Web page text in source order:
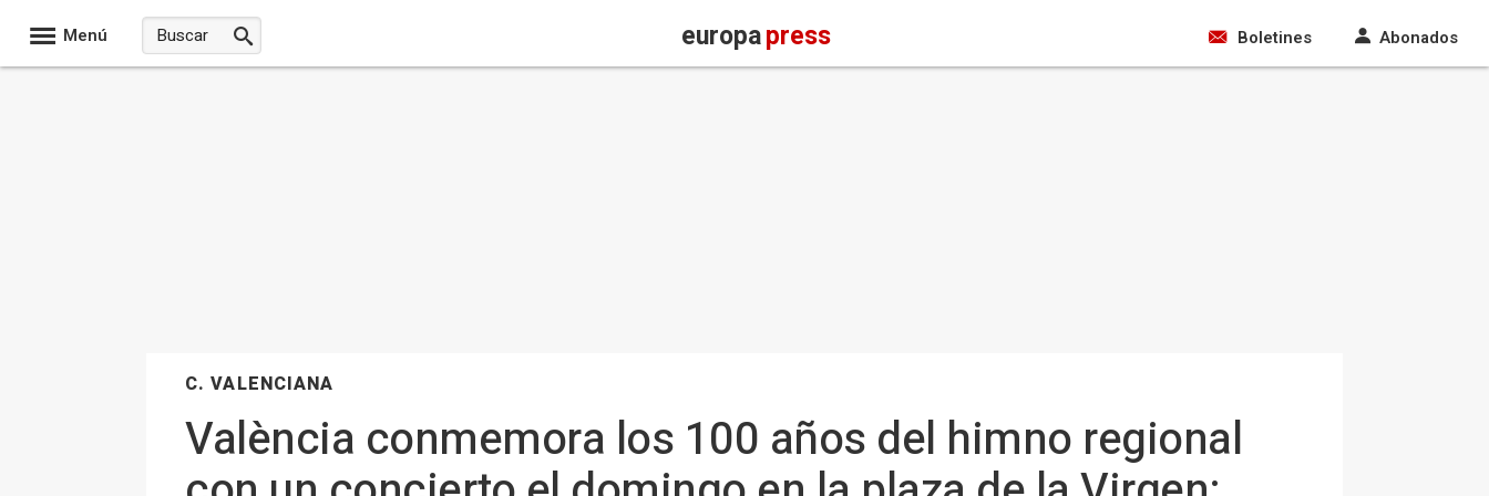
Menú europapress Boletines Abonados
C. VALENCIANA
València conmemora los 100 años del himno regional